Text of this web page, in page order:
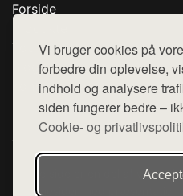
Vi bruger cookies på
forbedre din oplevelse,
indhold og analysere
siden fungerer bedre –
Cookie- og
Forside
Top Rabatter
Blog
Kontakt
Denne side er en del af
hjemmesider med